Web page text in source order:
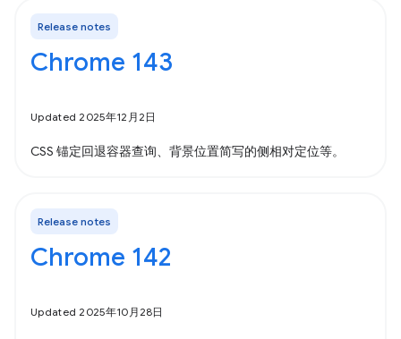
Release notes
Chrome 143
Updated 2025年12月2日
CSS 锚定回退容器查询、背景位置简写的侧相对定位等。
Release notes
Chrome 142
Updated 2025年10月28日